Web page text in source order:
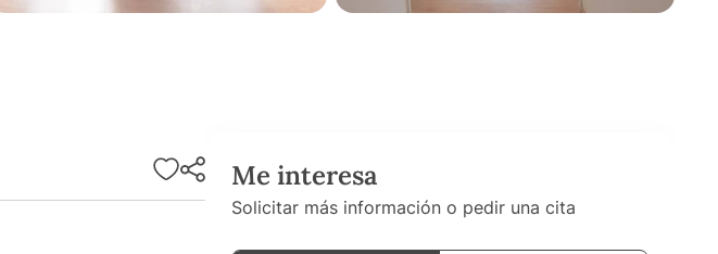
Me interesa
Solicitar más información o pedir una cita